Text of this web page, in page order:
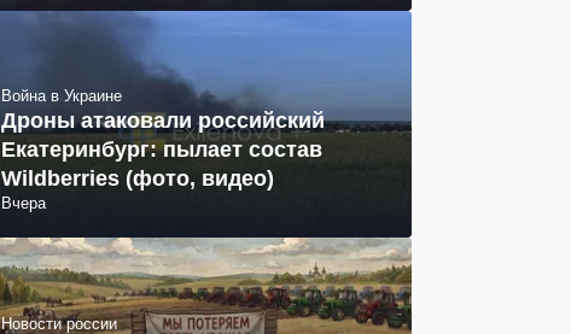
Война в Украине
Дроны атаковали российский
Екатеринбург: пылает состав
Wildberries (фото, видео)
Вчера
Новости россии